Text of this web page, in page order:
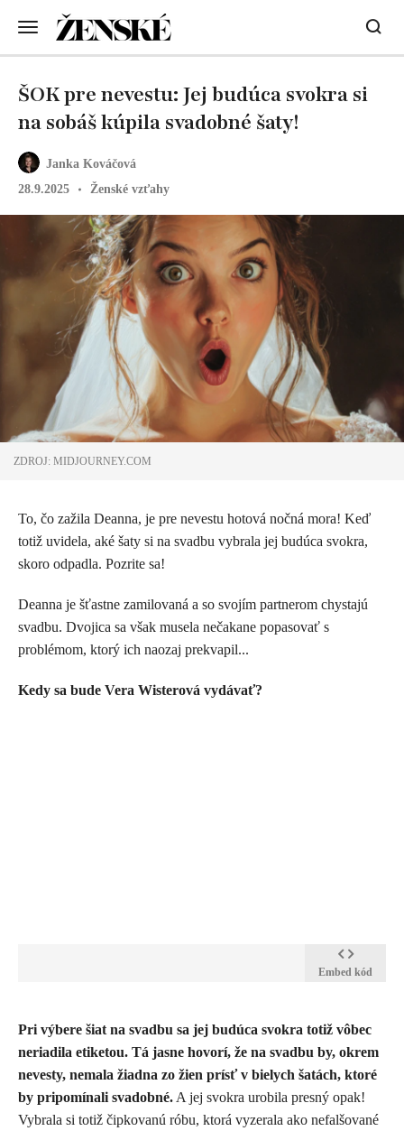
Janka Kováčová
28.9.2025
Ženské vzťahy
ŠOK pre nevestu: Jej budúca svokra si
na sobáš kúpila svadobné šaty!
ZDROJ: MIDJOURNEY.COM
To, čo zažila Deanna, je pre nevestu hotová nočná mora! Keď
totiž uvidela, aké šaty si na svadbu vybrala jej budúca svokra,
skoro odpadla. Pozrite sa!
Deanna je šťastne zamilovaná a so svojím partnerom chystajú
svadbu. Dvojica sa však musela nečakane popasovať s
problémom, ktorý ich naozaj prekvapil...
Kedy sa bude Vera Wisterová vydávať?
Embed kód
​Pri výbere šiat na svadbu sa jej budúca svokra totiž vôbec
neriadila etiketou. Tá jasne hovorí, že na svadbu by, okrem
nevesty, nemala žiadna zo žien prísť v bielych šatách, ktoré
by pripomínali svadobné. A jej svokra urobila presný opak!
Vybrala si totiž čipkovanú róbu, ktorá vyzerala ako nefalšované